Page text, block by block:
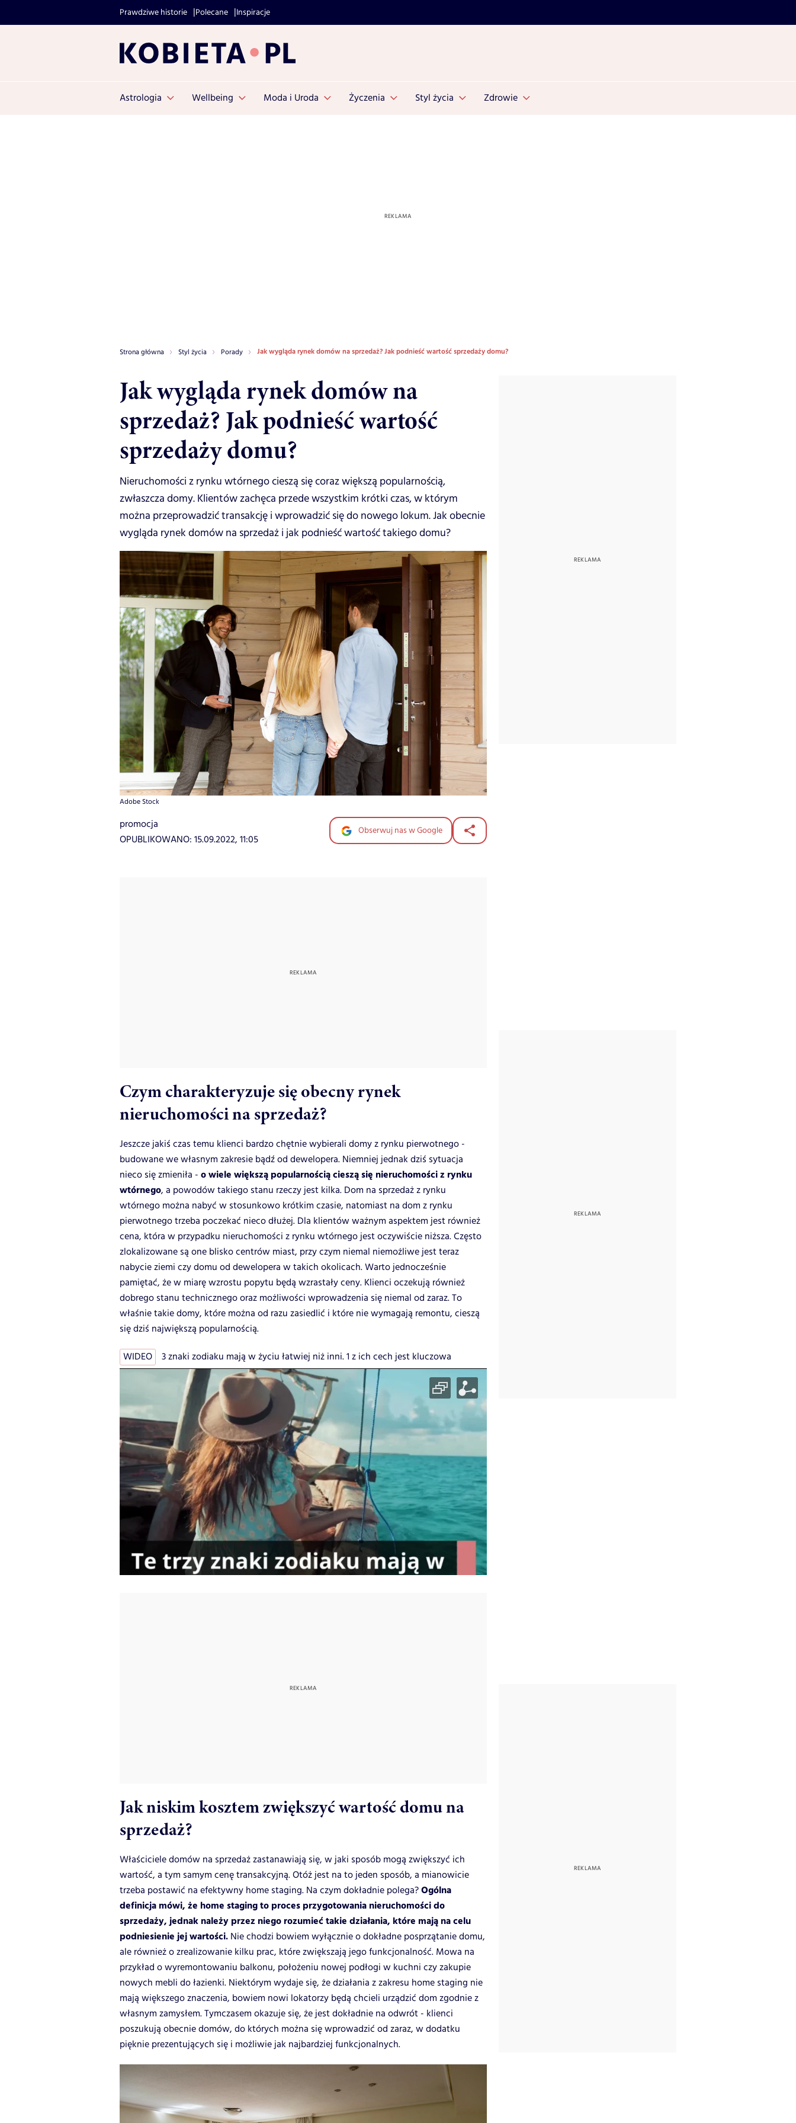
Prawdziwe historie Polecane Inspiracje
Astrologia Wellbeing Moda i Uroda Życzenia Styl życia Zdrowie
Strona główna Styl życia Porady Jak wygląda rynek domów na sprzedaż? Jak podnieść wartość sprzedaży domu?
Jak wygląda rynek domów na
sprzedaż? Jak podnieść wartość
sprzedaży domu?
Nieruchomości z rynku wtórnego cieszą się coraz większą popularnością,
zwłaszcza domy. Klientów zachęca przede wszystkim krótki czas, w którym
można przeprowadzić transakcję i wprowadzić się do nowego lokum. Jak obecnie
wygląda rynek domów na sprzedaż i jak podnieść wartość takiego domu?
Adobe Stock
promocja
OPUBLIKOWANO: 15.09.2022, 11:05
Obserwuj nas w Google
Czym charakteryzuje się obecny rynek
nieruchomości na sprzedaż?
Jeszcze jakiś czas temu klienci bardzo chętnie wybierali domy z rynku pierwotnego -
budowane we własnym zakresie bądź od dewelopera. Niemniej jednak dziś sytuacja
nieco się zmieniła - o wiele większą popularnością cieszą się nieruchomości z rynku
wtórnego, a powodów takiego stanu rzeczy jest kilka. Dom na sprzedaż z rynku
wtórnego można nabyć w stosunkowo krótkim czasie, natomiast na dom z rynku
pierwotnego trzeba poczekać nieco dłużej. Dla klientów ważnym aspektem jest również
cena, która w przypadku nieruchomości z rynku wtórnego jest oczywiście niższa. Często
zlokalizowane są one blisko centrów miast, przy czym niemal niemożliwe jest teraz
nabycie ziemi czy domu od dewelopera w takich okolicach. Warto jednocześnie
pamiętać, że w miarę wzrostu popytu będą wzrastały ceny. Klienci oczekują również
dobrego stanu technicznego oraz możliwości wprowadzenia się niemal od zaraz. To
właśnie takie domy, które można od razu zasiedlić i które nie wymagają remontu, cieszą
się dziś największą popularnością.
WIDEO 3 znaki zodiaku mają w życiu łatwiej niż inni. 1 z ich cech jest kluczowa
Jak niskim kosztem zwiększyć wartość domu na
sprzedaż?
Właściciele domów na sprzedaż zastanawiają się, w jaki sposób mogą zwiększyć ich
wartość, a tym samym cenę transakcyjną. Otóż jest na to jeden sposób, a mianowicie
trzeba postawić na efektywny home staging. Na czym dokładnie polega?Ogólna
definicja mówi, że home staging to proces przygotowania nieruchomości do
sprzedaży, jednak należy przez niego rozumieć takie działania, które mają na celu
podniesienie jej wartości. Nie chodzi bowiem wyłącznie o dokładne posprzątanie domu,
ale również o zrealizowanie kilku prac, które zwiększają jego funkcjonalność. Mowa na
przykład o wyremontowaniu balkonu, położeniu nowej podłogi w kuchni czy zakupie
nowych mebli do łazienki. Niektórym wydaje się, że działania z zakresu home staging nie
mają większego znaczenia, bowiem nowi lokatorzy będą chcieli urządzić dom zgodnie z
własnym zamysłem. Tymczasem okazuje się, że jest dokładnie na odwrót - klienci
poszukują obecnie domów, do których można się wprowadzić od zaraz, w dodatku
pięknie prezentujących się i możliwie jak najbardziej funkcjonalnych.